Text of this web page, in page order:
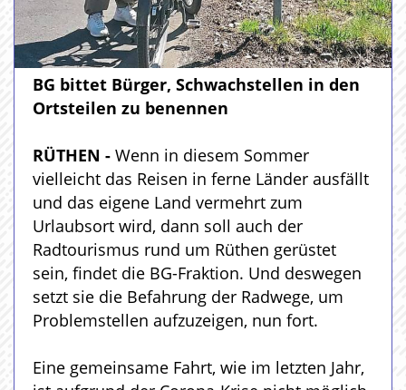
BG bittet Bürger, Schwachstellen in den
Ortsteilen zu benennen
RÜTHEN - Wenn in diesem Sommer
vielleicht das Reisen in ferne Länder ausfällt
und das eigene Land vermehrt zum
Urlaubsort wird, dann soll auch der
Radtourismus rund um Rüthen gerüstet
sein, findet die BG-Fraktion. Und deswegen
setzt sie die Befahrung der Radwege, um
Problemstellen aufzuzeigen, nun fort.
Eine gemeinsame Fahrt, wie im letzten Jahr,